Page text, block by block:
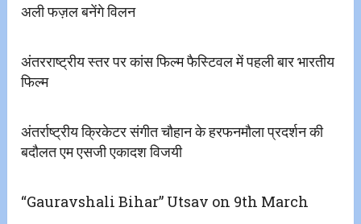
अली फज़ल बनेंगे विलन
अंतरराष्ट्रीय स्तर पर कांस फिल्म फैस्टिवल में पहली बार भारतीय
फिल्म
अंतर्राष्ट्रीय क्रिकेटर संगीत चौहान के हरफनमौला प्रदर्शन की
बदौलत एम एसजी एकादश विजयी
“Gauravshali Bihar” Utsav on 9th March